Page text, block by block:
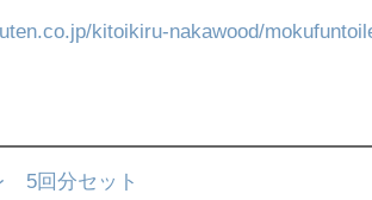
kitoikiru-nakawood/
5回分セット